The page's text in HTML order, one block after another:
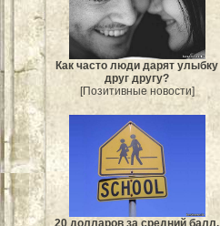
Как часто люди дарят улыбку
друг другу?
[Позитивные новости]
20 долларов за средний балл.